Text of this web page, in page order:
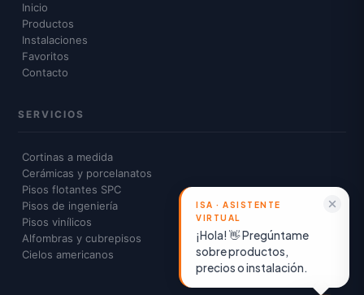
¡Hola! 👋 Pregúntame
sobre productos,
precios o instalación.
Inicio
Productos
Instalaciones
Favoritos
Contacto
SERVICIOS
Cortinas a medida
Cerámicas y porcelanatos
Pisos flotantes SPC
Pisos de ingeniería
Pisos vinílicos
Alfombras y cubrepisos
Cielos americanos